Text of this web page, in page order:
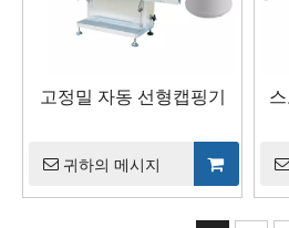
고정밀 자동 선형캡핑기
귀하의 메시지